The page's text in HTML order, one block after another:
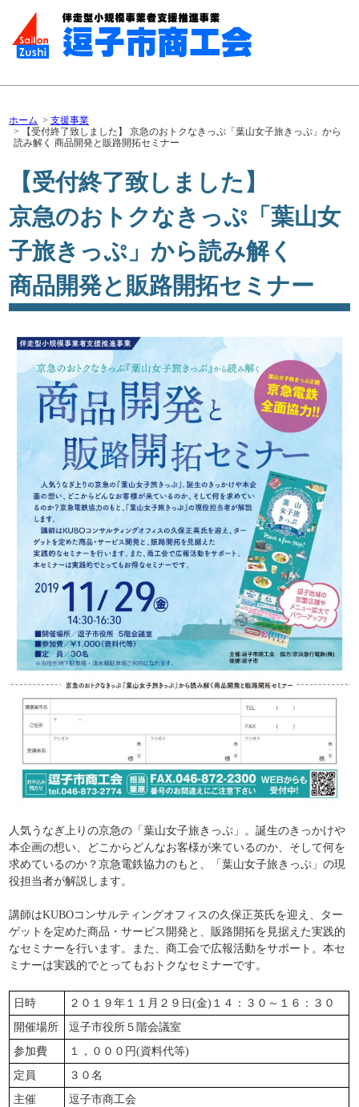
ホーム
支援事業
【受付終了致しました】 京急のおトクなきっぷ「葉山女子旅きっぷ」から
読み解く 商品開発と販路開拓セミナー
【受付終了致しました】
京急のおトクなきっぷ「葉山女
子旅きっぷ」から読み解く
商品開発と販路開拓セミナー
人気うなぎ上りの京急の「葉山女子旅きっぷ」。誕生のきっかけや
本企画の想い、どこからどんなお客様が来ているのか、そして何を
求めているのか？京急電鉄協力のもと、「葉山女子旅きっぷ」の現
役担当者が解説します。
講師はKUBOコンサルティングオフィスの久保正英氏を迎え、ター
ゲットを定めた商品・サービス開発と、販路開拓を見据えた実践的
なセミナーを行います。また、商工会で広報活動をサポート。本セ
ミナーは実践的でとってもおトクなセミナーです。
日時
２０１９年１１月２９日(金)１４：３０～１６：３０
開催場所
逗子市役所５階会議室
参加費
１，０００円(資料代等)
定員
３０名
主催
逗子市商工会